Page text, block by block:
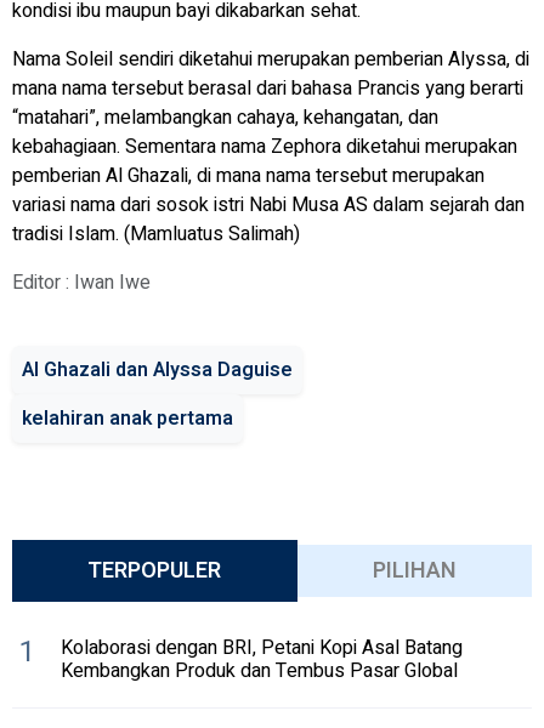
kondisi ibu maupun bayi dikabarkan sehat.
Nama Soleil sendiri diketahui merupakan pemberian Alyssa, di
mana nama tersebut berasal dari bahasa Prancis yang berarti
“matahari”, melambangkan cahaya, kehangatan, dan
kebahagiaan. Sementara nama Zephora diketahui merupakan
pemberian Al Ghazali, di mana nama tersebut merupakan
variasi nama dari sosok istri Nabi Musa AS dalam sejarah dan
tradisi Islam. (Mamluatus Salimah)
Editor : Iwan Iwe
Al Ghazali dan Alyssa Daguise
kelahiran anak pertama
TERPOPULER PILIHAN
1 Kolaborasi dengan BRI, Petani Kopi Asal Batang
Kembangkan Produk dan Tembus Pasar Global